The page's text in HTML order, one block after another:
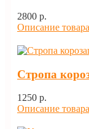
2800 p.
Описание товара
Стропа
1250 p.
Описание товара